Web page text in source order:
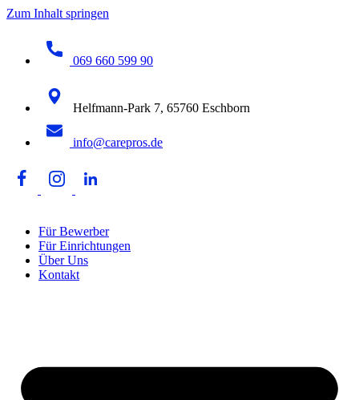
Zum Inhalt springen
069 660 599 90
Helfmann-Park 7, 65760 Eschborn
info@carepros.de
Für Bewerber
Für Einrichtungen
Über Uns
Kontakt